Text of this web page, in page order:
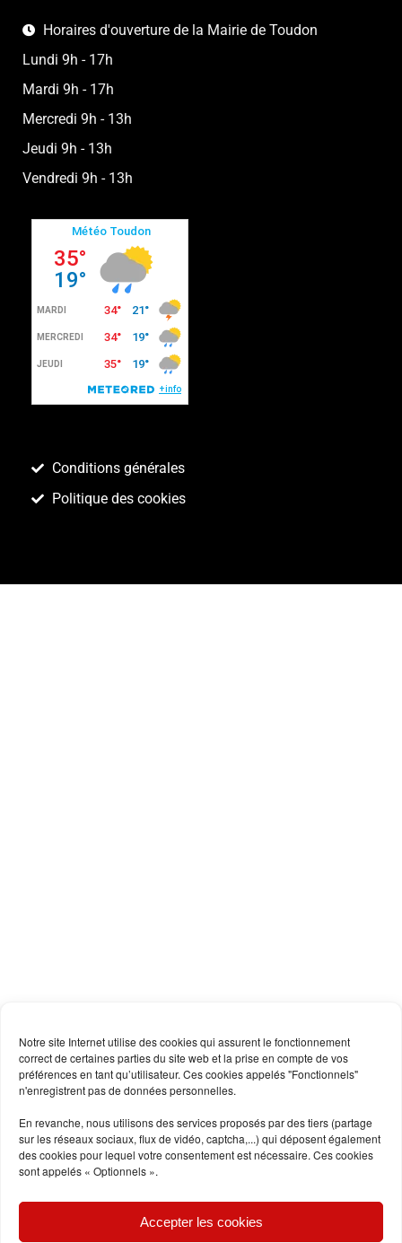
Notre site Internet utilise des cookies qui assurent le fonctionnement
correct de certaines parties du site web et la prise en compte de vos
préférences en tant qu’utilisateur. Ces cookies appelés "Fonctionnels"
n'enregistrent pas de données personnelles.
En revanche, nous utilisons des services proposés par des tiers (partage
sur les réseaux sociaux, flux de vidéo, captcha,...) qui déposent également
des cookies pour lequel votre consentement est nécessaire. Ces cookies
sont appelés « Optionnels ».
Accepter les cookies
Horaires d'ouverture de la Mairie de Toudon
Lundi 9h - 17h
Mardi 9h - 17h
Mercredi 9h - 13h
Jeudi 9h - 13h
Vendredi 9h - 13h
Conditions générales
Politique des cookies